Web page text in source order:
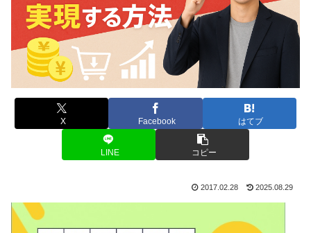
X Facebook はてブ
LINE コピー
2017.02.28 2025.08.29